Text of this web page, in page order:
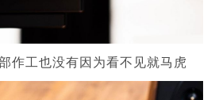
作工也没有因为看不见就马虎